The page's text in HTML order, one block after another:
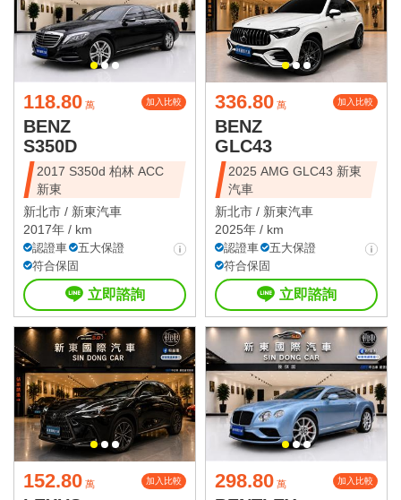
118.80 萬 加入比較
BENZ
S350D
2017 S350d 柏林 ACC
新東
新北市 / 新東汽車
2017年 / km
認證車
五大保證
符合保固
立即諮詢
336.80 萬 加入比較
BENZ
GLC43
2025 AMG GLC43 新東
汽車
新北市 / 新東汽車
2025年 / km
認證車
五大保證
符合保固
立即諮詢
152.80 萬 加入比較 298.80 萬 加入比較